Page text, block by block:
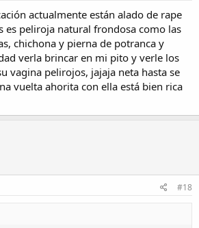
actualmente están alado de rape
es peliroja natural frondosa como las
chichona y pierna de potranca y
verla brincar en mi pito y verle los
vagina pelirojos, jajaja neta hasta se
vuelta ahorita con ella está bien rica
#18